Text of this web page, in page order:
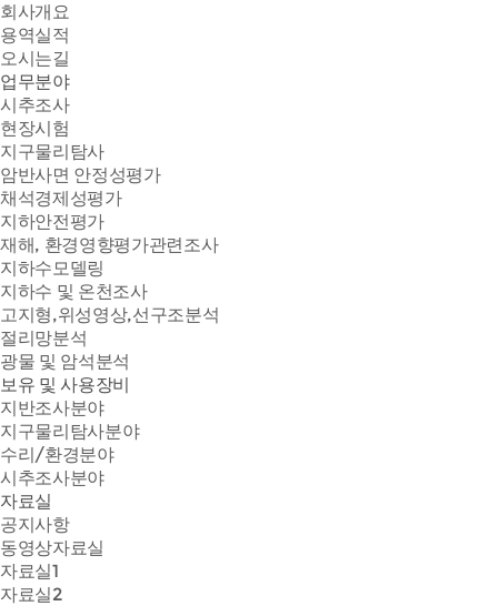
회사개요
용역실적
오시는길
업무분야
시추조사
현장시험
지구물리탐사
암반사면 안정성평가
채석경제성평가
지하안전평가
재해, 환경영향평가관련조사
지하수모델링
지하수 및 온천조사
고지형,위성영상,선구조분석
절리망분석
광물 및 암석분석
보유 및 사용장비
지반조사분야
지구물리탐사분야
수리/환경분야
시추조사분야
자료실
공지사항
동영상자료실
자료실1
자료실2